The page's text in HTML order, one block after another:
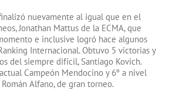
nuevamente al igual que en el
Jonathan Mattus de la ECMA, que
e inclusive logró hace algunos
Internacional. Obtuvo 5 victorias y
del siempre difícil, Santiago Kovich.
Campeón Mendocino y 6º a nivel
Alfano, de gran torneo.